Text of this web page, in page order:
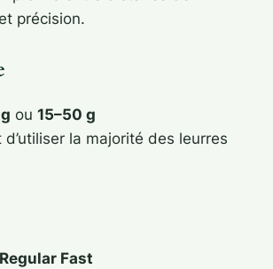
précision.
ou 15–50 g
d’utiliser la majorité des leurres
Fast